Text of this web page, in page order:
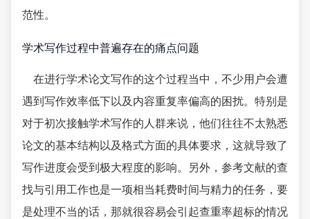
范性。
学术写作过程中普遍存在的痛点问题
在进行学术论文写作的这个过程当中，不少用户会遭
遇到写作效率低下以及内容重复率偏高的困扰。特别是
对于初次接触学术写作的人群来说，他们往往不太熟悉
论文的基本结构以及格式方面的具体要求，这就导致了
写作进度会受到极大程度的影响。另外，参考文献的查
找与引用工作也是一项相当耗费时间与精力的任务，要
是处理不当的话，那就很容易会引起查重率超标的情况